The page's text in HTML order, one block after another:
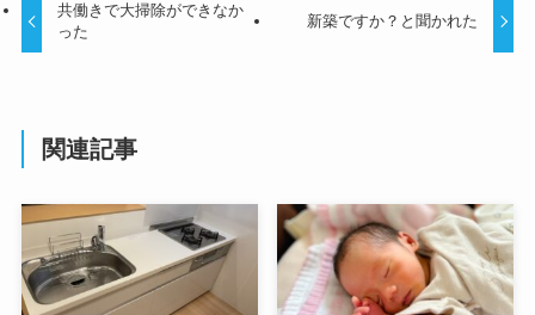
共働きで大掃除ができなか
った
新築ですか？と聞かれた
関連記事